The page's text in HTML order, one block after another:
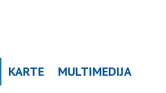
KARTE MULTIMEDIJA